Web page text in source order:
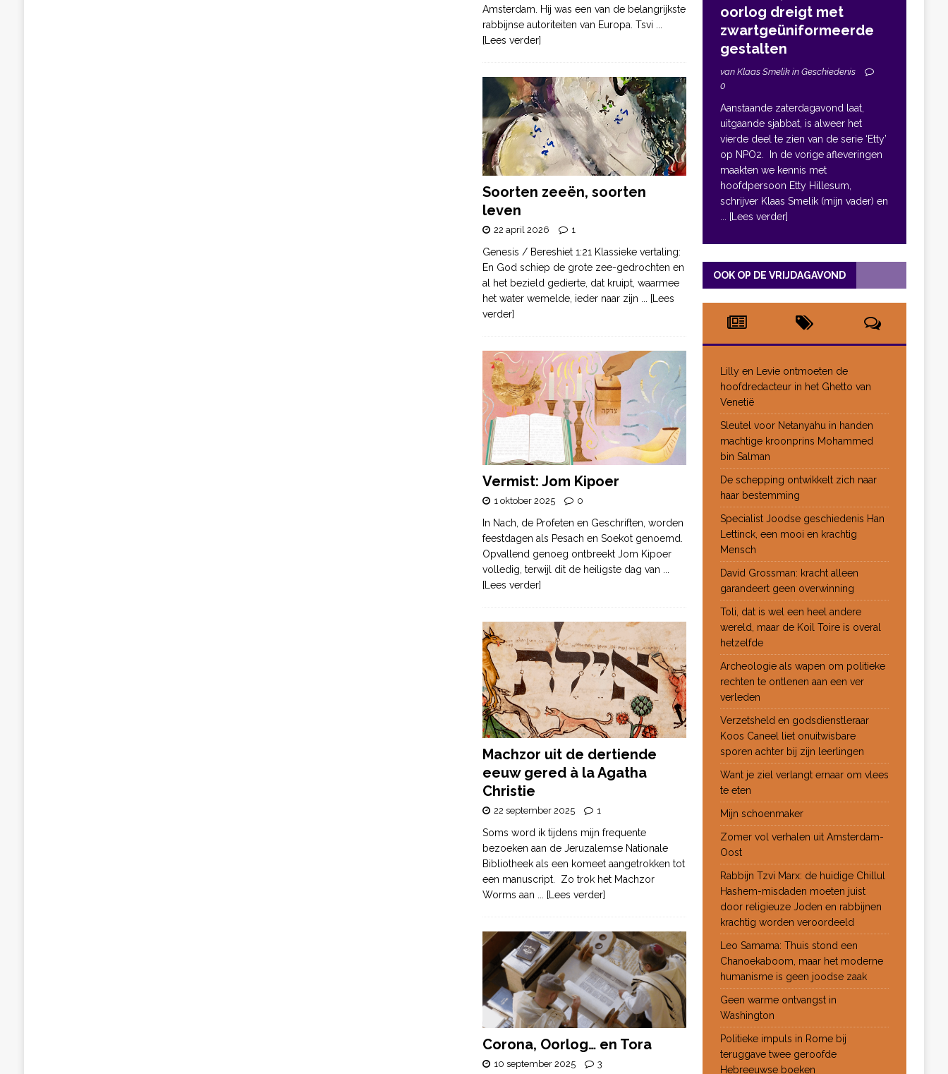
Amsterdam. Hij was een van de belangrijkste
rabbijnse autoriteiten van Europa. Tsvi
[Lees verder]
Soorten zeeën, soorten
leven
22 april 2026 1
Genesis / Bereshiet 1:21 Klassieke vertaling:
En God schiep de grote zee-gedrochten en
al het bezield gedierte, dat kruipt, waarmee
het water wemelde, ieder naar zijn ... [Lees
verder]
Vermist: Jom Kipoer
1 oktober 2025 0
In Nach, de Profeten en Geschriften, worden
feestdagen als Pesach en Soekot genoemd.
Opvallend genoeg ontbreekt Jom Kipoer
volledig, terwijl dit de heiligste dag van
[Lees verder]
Machzor uit de dertiende
eeuw gered à la Agatha
Christie
22 september 2025 1
Soms word ik tijdens mijn frequente
bezoeken aan de Jeruzalemse Nationale
Bibliotheek als een komeet aangetrokken tot
een manuscript. Zo trok het Machzor
Worms aan ... [Lees verder]
Corona, Oorlog… en Tora
10 september 2025 3
oorlog dreigt met
zwartgeüniformeerde
gestalten
van Klaas Smelik in Geschiedenis
0
Aanstaande zaterdagavond laat,
uitgaande sjabbat, is alweer het
vierde deel te zien van de serie ‘Etty’
op NPO2. In de vorige afleveringen
maakten we kennis met
hoofdpersoon Etty Hillesum,
schrijver Klaas Smelik (mijn vader) en
... [Lees verder]
OOK OP DE VRIJDAGAVOND
Lilly en Levie ontmoeten de
hoofdredacteur in het Ghetto van
Venetië
Sleutel voor Netanyahu in handen
machtige kroonprins Mohammed
bin Salman
De schepping ontwikkelt zich naar
haar bestemming
Specialist Joodse geschiedenis Han
Lettinck, een mooi en krachtig
Mensch
David Grossman: kracht alleen
garandeert geen overwinning
Toli, dat is wel een heel andere
wereld, maar de Koil Toire is overal
hetzelfde
Archeologie als wapen om politieke
rechten te ontlenen aan een ver
verleden
Verzetsheld en godsdienstleraar
Koos Caneel liet onuitwisbare
sporen achter bij zijn leerlingen
Want je ziel verlangt ernaar om vlees
te eten
Mijn schoenmaker
Zomer vol verhalen uit Amsterdam-
Oost
Rabbijn Tzvi Marx: de huidige Chillul
Hashem-misdaden moeten juist
door religieuze Joden en rabbijnen
krachtig worden veroordeeld
Leo Samama: Thuis stond een
Chanoekaboom, maar het moderne
humanisme is geen joodse zaak
Geen warme ontvangst in
Washington
Politieke impuls in Rome bij
teruggave twee geroofde
Hebreeuwse boeken